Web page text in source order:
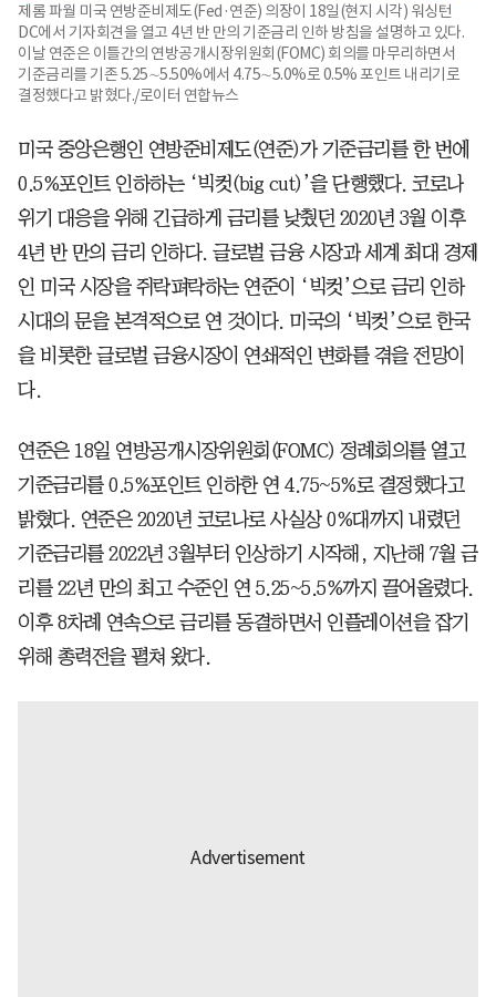
제롬 파월 미국 연방준비제도(Fed·연준) 의장이 18일(현지 시각) 워싱턴
DC에서 기자회견을 열고 4년 반 만의 기준금리 인하 방침을 설명하고 있다.
이날 연준은 이틀간의 연방공개시장위원회(FOMC) 회의를 마무리하면서
기준금리를 기존 5.25∼5.50%에서 4.75∼5.0%로 0.5% 포인트 내리기로
결정했다고 밝혔다./로이터 연합뉴스
미국 중앙은행인 연방준비제도(연준)가 기준금리를 한 번에
0.5%포인트 인하하는 ‘빅컷(big cut)’을 단행했다. 코로나
위기 대응을 위해 긴급하게 금리를 낮췄던 2020년 3월 이후
4년 반 만의 금리 인하다. 글로벌 금융 시장과 세계 최대 경제
인 미국 시장을 쥐락펴락하는 연준이 ‘빅컷’으로 금리 인하
시대의 문을 본격적으로 연 것이다. 미국의 ‘빅컷’으로 한국
을 비롯한 글로벌 금융시장이 연쇄적인 변화를 겪을 전망이
다.
연준은 18일 연방공개시장위원회(FOMC) 정례회의를 열고
기준금리를 0.5%포인트 인하한 연 4.75~5%로 결정했다고
밝혔다. 연준은 2020년 코로나로 사실상 0%대까지 내렸던
기준금리를 2022년 3월부터 인상하기 시작해, 지난해 7월 금
리를 22년 만의 최고 수준인 연 5.25~5.5%까지 끌어올렸다.
이후 8차례 연속으로 금리를 동결하면서 인플레이션을 잡기
위해 총력전을 펼쳐 왔다.